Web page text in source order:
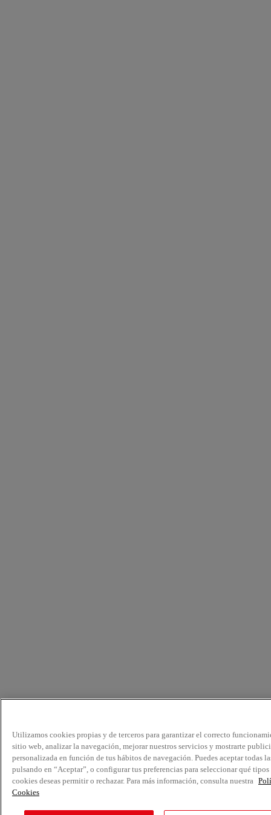
Utilizamos cookies propias y de terceros para garantizar el correcto
sitio web, analizar la navegación, mejorar nuestros servicios y mostrarte
personalizada en función de tus hábitos de navegación. Puedes aceptar todas
pulsando en “Aceptar”, o configurar tus preferencias para seleccionar qué tipos
cookies deseas permitir o rechazar. Para más información, consulta nuestra
Cookies